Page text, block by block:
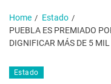
Home
Estado
PUEBLA ES PREMIADO
DIGNIFICAR MÁS DE 5
Estado